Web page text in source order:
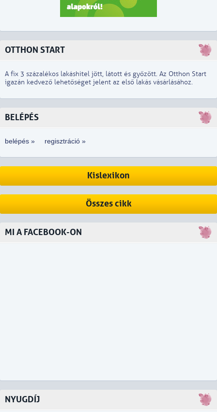
OTTHON START
A fix 3 százalékos lakáshitel jött, látott és győzött. Az Otthon Start
igazán kedvező lehetőséget jelent az első lakás vásárlásához.
BELÉPÉS
belépés » regisztráció »
Kislexikon
Összes cikk
MI A FACEBOOK-ON
NYUGDÍJ